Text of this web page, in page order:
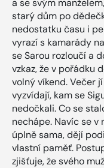
a se svým
starý dům po
nedostatku času i
vyrazí s kamarády
se Sarou rozloučí a
vzkaz, že v pořádku
volný víkend. Večer
vyzvídají, kam se
nedočkali. Co se
nechápe. Navíc se v
úplně sama, dějí
vlastní paměť.
zjišťuje, že svého